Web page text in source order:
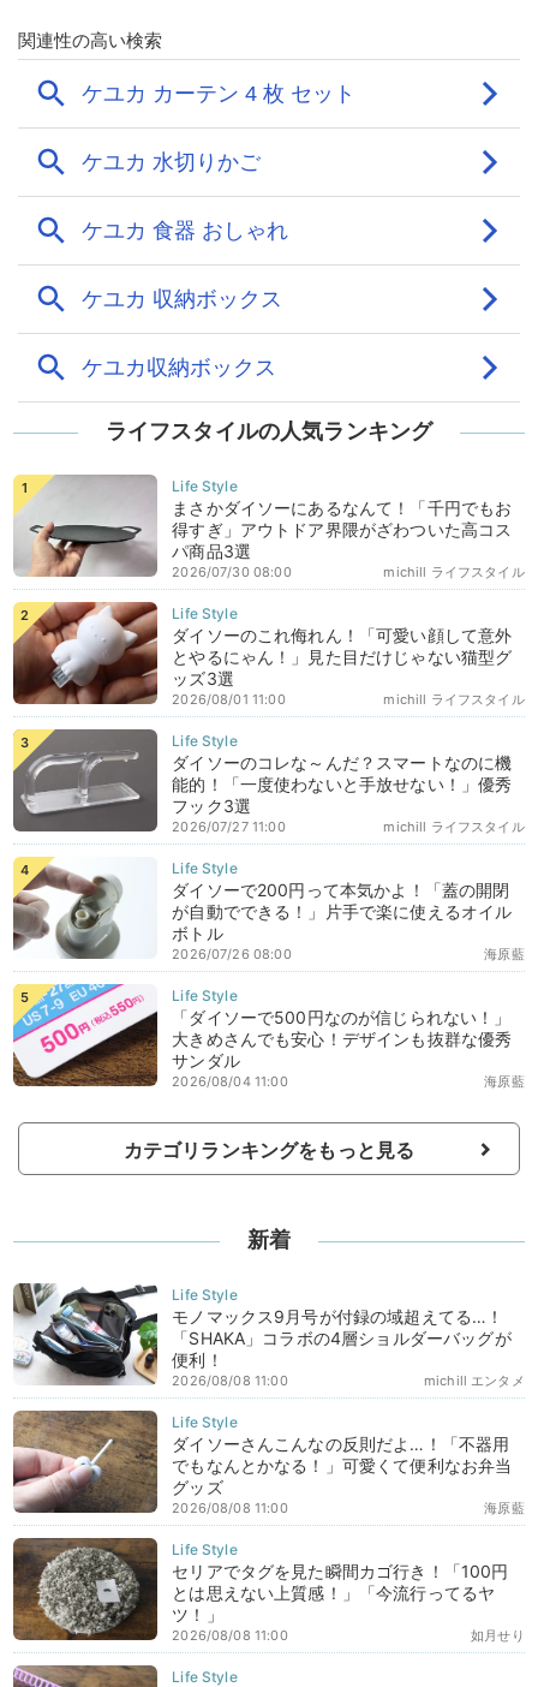
ライフスタイルの人気ランキング
まさかダイソーにあるなんて！「千円でもお
得すぎ」アウトドア界隈がざわついた高コス
パ商品3選
michill ライフスタイル
2026/07/30 08:00
ダイソーのこれ侮れん！「可愛い顔して意外
とやるにゃん！」見た目だけじゃない猫型グ
ッズ3選
michill ライフスタイル
2026/08/01 11:00
ダイソーのコレな～んだ？スマートなのに機
能的！「一度使わないと手放せない！」優秀
フック3選
michill ライフスタイル
2026/07/27 11:00
ダイソーで200円って本気かよ！「蓋の開閉
が自動でできる！」片手で楽に使えるオイル
ボトル
海原藍
2026/07/26 08:00
「ダイソーで500円なのが信じられない！」
大きめさんでも安心！デザインも抜群な優秀
サンダル
海原藍
2026/08/04 11:00
カテゴリランキングをもっと見る
新着
モノマックス9月号が付録の域超えてる…！
「SHAKA」コラボの4層ショルダーバッグが
便利！
michill エンタメ
2026/08/08 11:00
ダイソーさんこんなの反則だよ…！「不器用
でもなんとかなる！」可愛くて便利なお弁当
グッズ
海原藍
2026/08/08 11:00
セリアでタグを見た瞬間カゴ行き！「100円
とは思えない上質感！」「今流行ってるヤ
ツ！」
如月せり
2026/08/08 11:00